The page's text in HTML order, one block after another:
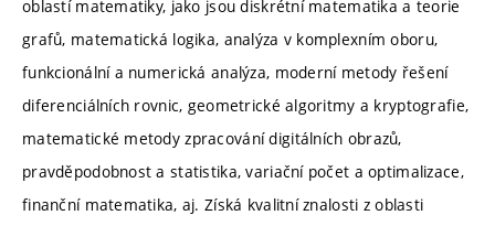
oblastí matematiky, jako jsou diskrétní matematika a teorie
grafů, matematická logika, analýza v komplexním oboru,
funkcionální a numerická analýza, moderní metody řešení
diferenciálních rovnic, geometrické algoritmy a kryptografie,
matematické metody zpracování digitálních obrazů,
pravděpodobnost a statistika, variační počet a optimalizace,
finanční matematika, aj. Získá kvalitní znalosti z oblasti